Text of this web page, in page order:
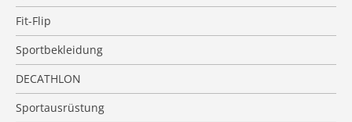
Fit-Flip
Sportbekleidung
DECATHLON
Sportausrüstung